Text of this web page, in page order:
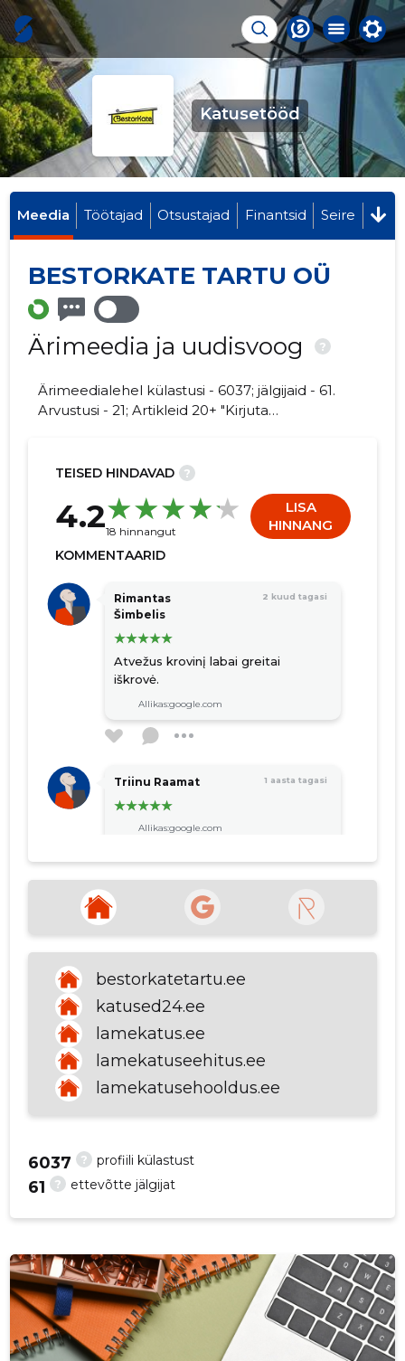
Katusetööd
Meedia Töötajad Otsustajad Finantsid Seire
BESTORKATE TARTU OÜ
Ärimeedia ja uudisvoog ?
Ärimeedialehel külastusi - 6037; jälgijaid - 61.
Arvustusi - 21; Artikleid 20+ "Kirjuta
TEISED HINDAVAD ?
4.218 hinnangut
LISA
HINNANG
KOMMENTAARID
Rimantas
Šimbelis
2 kuud tagasi
Atvežus krovinį labai greitai
iškrovė.
Allikas:google.com
Triinu Raamat 1 aasta tagasi
Allikas:google.com
angela tamm 1 aasta tagasi
Allikas:google.com
VAATA ROHKEM
bestorkatetartu.ee
katused24.ee
lamekatus.ee
lamekatuseehitus.ee
lamekatusehooldus.ee
? profiili külastust
6037
? ettevõtte jälgijat
61